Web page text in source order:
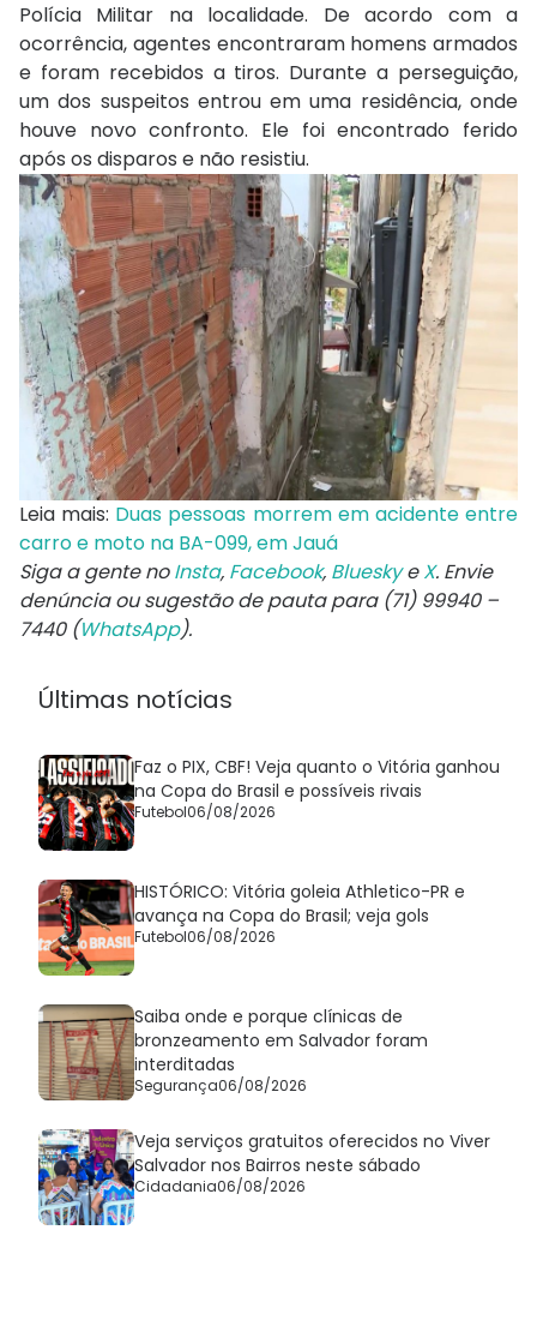
Polícia Militar na localidade. De acordo com a
ocorrência, agentes encontraram homens armados
e foram recebidos a tiros. Durante a perseguição,
um dos suspeitos entrou em uma residência, onde
houve novo confronto. Ele foi encontrado ferido
após os disparos e não resistiu.
Leia mais: Duas pessoas morrem em acidente entre
carro e moto na BA-099, em Jauá
Siga a gente noInsta, Facebook, BlueskyeX. Envie
denúncia ou sugestão de pauta para (71) 99940 –
7440 (WhatsApp).
Últimas notícias
Faz o PIX, CBF! Veja quanto o Vitória ganhou
na Copa do Brasil e possíveis rivais
Futebol06/08/2026
HISTÓRICO: Vitória goleia Athletico-PR e
avança na Copa do Brasil; veja gols
Futebol06/08/2026
Saiba onde e porque clínicas de
bronzeamento em Salvador foram
interditadas
Segurança06/08/2026
Veja serviços gratuitos oferecidos no Viver
Salvador nos Bairros neste sábado
Cidadania06/08/2026